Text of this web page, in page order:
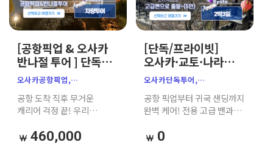
[공항픽업 & 오사카
반나절 투어 ] 단독밴
7인승｜한인
공식가이드｜
주유패스 추천
오사카공항픽업,
간사이공항픽업,
오사카단독투어,
오사카가족여행,
공항 도착 직후 무거운
캐리어 걱정 끝! 우리
타고 오사카 핵심 명소
(천수각, 도톤보리 등)를
460,000
[단독/프라이빗]
오사카·교토·나라
2박3일 맞춤 차량
투어 (공항 픽업/샌딩
+ 한인 가이드)
오사카단독투어,
오사카가족여행,
오사카자유여행,
오사카단체여행,
공항 픽업부터 귀국 샌딩까지
완벽 케어! 전용 고급 밴과
함께하여, 부모님·아이와의
0